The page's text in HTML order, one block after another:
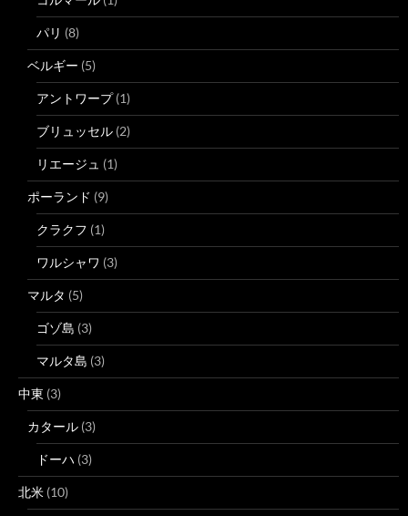
パリ (8)
ベルギー (5)
アントワープ(1)
ブリュッセル (2)
リエージュ (1)
ポーランド (9)
クラクフ (1)
ワルシャワ (3)
マルタ (5)
ゴゾ島 (3)
マルタ島 (3)
中東 (3)
カタール (3)
ドーハ (3)
北米 (10)